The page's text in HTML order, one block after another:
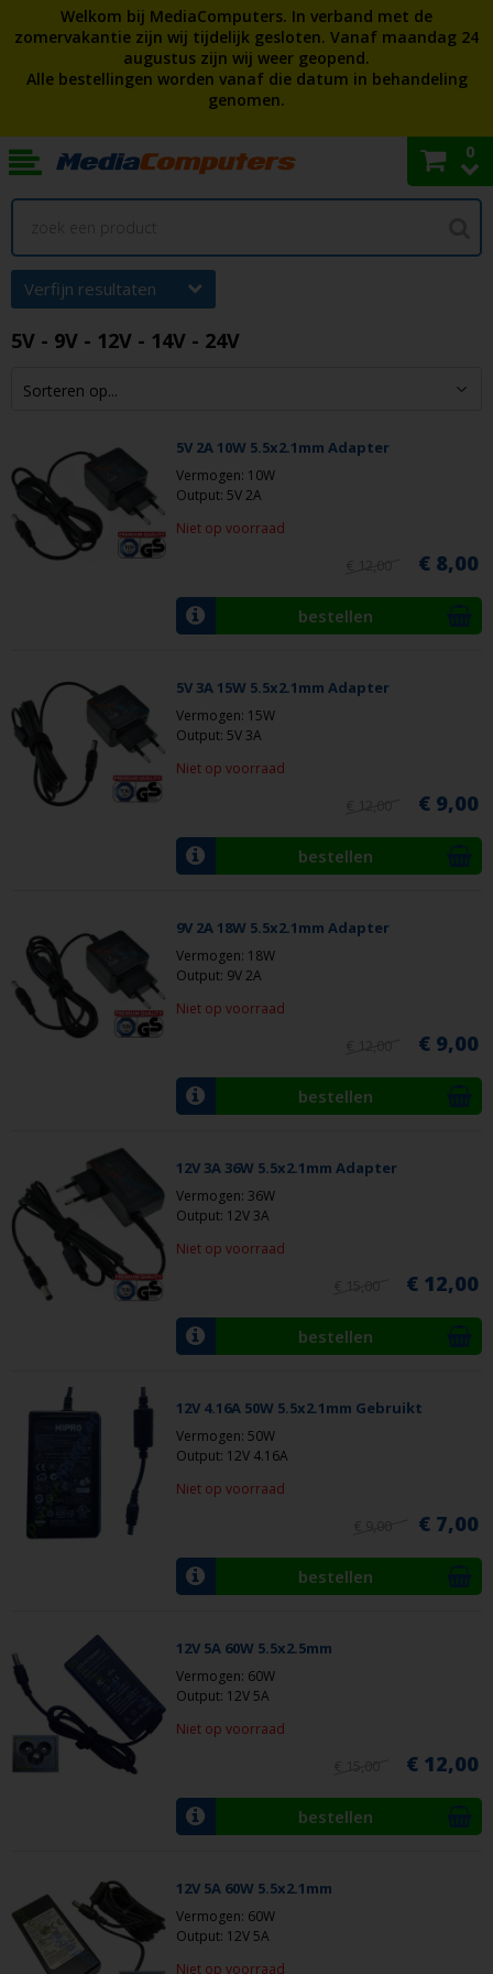
Welkom bij MediaComputers. In verband met de
zomervakantie zijn wij tijdelijk gesloten. Vanaf maandag 24
augustus zijn wij weer geopend.
Alle bestellingen worden vanaf die datum in behandeling
genomen.
0
Verfijn resultaten
5V - 9V - 12V - 14V - 24V
5V 2A 10W 5.5x2.1mm Adapter
Vermogen: 10W
Output: 5V 2A
Niet op voorraad
€ 8,00
bestellen
5V 3A 15W 5.5x2.1mm Adapter
Vermogen: 15W
Output: 5V 3A
Niet op voorraad
€ 9,00
bestellen
9V 2A 18W 5.5x2.1mm Adapter
Vermogen: 18W
Output: 9V 2A
Niet op voorraad
€ 9,00
bestellen
12V 3A 36W 5.5x2.1mm Adapter
Vermogen: 36W
Output: 12V 3A
Niet op voorraad
€ 12,00
bestellen
12V 4.16A 50W 5.5x2.1mm Gebruikt
Vermogen: 50W
Output: 12V 4.16A
Niet op voorraad
€ 7,00
bestellen
12V 5A 60W 5.5x2.5mm
Vermogen: 60W
Output: 12V 5A
Niet op voorraad
€ 12,00
bestellen
12V 5A 60W 5.5x2.1mm
Vermogen: 60W
Output: 12V 5A
Niet op voorraad